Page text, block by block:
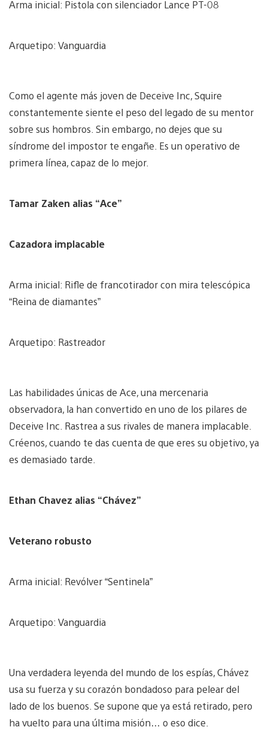
Arma inicial: Pistola con silenciador Lance PT-08
Arquetipo: Vanguardia
Como el agente más joven de Deceive Inc, Squire
constantemente siente el peso del legado de su mentor
sobre sus hombros. Sin embargo, no dejes que su
síndrome del impostor te engañe. Es un operativo de
primera línea, capaz de lo mejor.
Tamar Zaken alias “Ace”
Cazadora implacable
Arma inicial: Rifle de francotirador con mira telescópica
“Reina de diamantes”
Arquetipo: Rastreador
Las habilidades únicas de Ace, una mercenaria
observadora, la han convertido en uno de los pilares de
Deceive Inc. Rastrea a sus rivales de manera implacable.
Créenos, cuando te das cuenta de que eres su objetivo, ya
es demasiado tarde.
Ethan Chavez alias “Chávez”
Veterano robusto
Arma inicial: Revólver “Sentinela”
Arquetipo: Vanguardia
Una verdadera leyenda del mundo de los espías, Chávez
usa su fuerza y su corazón bondadoso para pelear del
lado de los buenos. Se supone que ya está retirado, pero
ha vuelto para una última misión… o eso dice.